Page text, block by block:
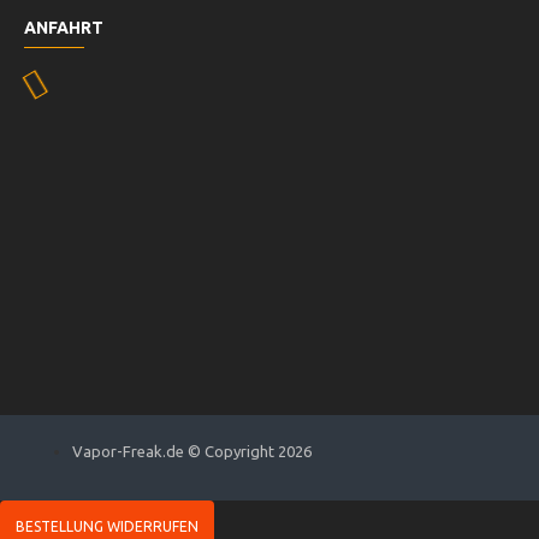
ANFAHRT
Vapor-Freak.de © Copyright 2026
BESTELLUNG WIDERRUFEN